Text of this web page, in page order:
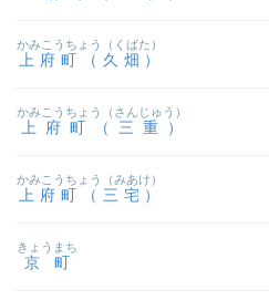
上府町（久畑）
かみこうちょう（くばた）
上府町（三重）
かみこうちょう（さんじゅう）
上府町（三宅）
かみこうちょう（みあけ）
京町
きょうまち